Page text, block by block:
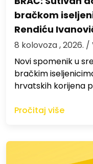
bračkom
Rendiću
8 kolovoza , 2026. /
Novi spomenik u
bračkim
hrvatskih korijena
Pročitaj više